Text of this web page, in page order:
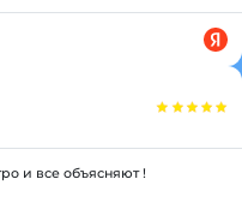
и все объясняют !